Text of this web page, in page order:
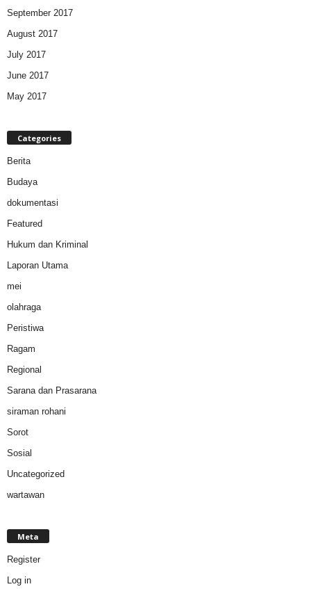
September 2017
August 2017
July 2017
June 2017
May 2017
Categories
Berita
Budaya
dokumentasi
Featured
Hukum dan Kriminal
Laporan Utama
mei
olahraga
Peristiwa
Ragam
Regional
Sarana dan Prasarana
siraman rohani
Sorot
Sosial
Uncategorized
wartawan
Meta
Register
Log in